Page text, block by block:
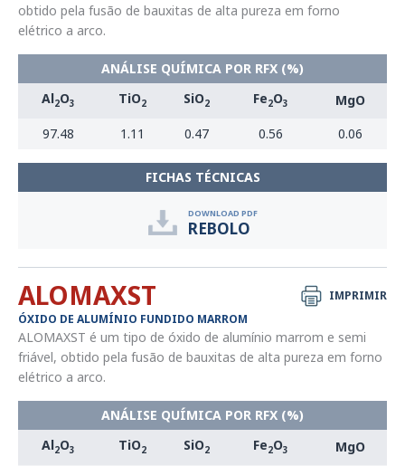
obtido pela fusão de bauxitas de alta pureza em forno
elétrico a arco.
ANÁLISE QUÍMICA POR RFX (%)
Al2O3 TiO2 SiO2 Fe2O3
MgO
97.48
1.11 0.47 0.56 0.06
FICHAS TÉCNICAS
DOWNLOAD PDF
REBOLO
IMPRIMIR
ALOMAXST
ÓXIDO DE ALUMÍNIO FUNDIDO MARROM
ALOMAXST é um tipo de óxido de alumínio marrom e semi
friável, obtido pela fusão de bauxitas de alta pureza em forno
elétrico a arco.
ANÁLISE QUÍMICA POR RFX (%)
Al2O3 TiO2 SiO2 Fe2O3
MgO